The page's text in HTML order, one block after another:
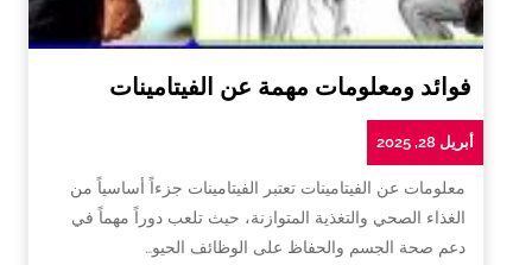
فوائد ومعلومات مهمة عن الفيتامينات
أبريل 28, 2025
معلومات عن الفيتامينات تعتبر الفيتامينات جزءاً أساسياً من
الغذاء الصحي والتغذية المتوازنة، حيث تلعب دوراً مهماً في
دعم صحة الجسم والحفاظ على الوظائف الحيو…